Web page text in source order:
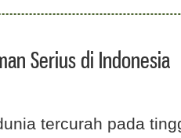
Serius di Indonesia
tercurah pada